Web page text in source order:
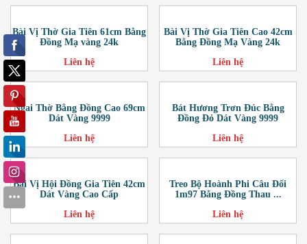
Bài Vị Thờ Gia Tiên 61cm Bằng
Đồng Mạ vàng 24k
Liên hệ
Bài Vị Thờ Gia Tiên Cao 42cm
Bằng Đồng Mạ Vàng 24k
Liên hệ
Ngai Thờ Bằng Đồng Cao 69cm
Dát Vàng 9999
Liên hệ
Bát Hương Trơn Đúc Bằng
Đồng Đỏ Dát Vàng 9999
Liên hệ
Bài Vị Hội Đồng Gia Tiên 42cm
Dát Vàng Cao Cấp
Liên hệ
Treo Bộ Hoành Phi Câu Đối
1m97 Bằng Đồng Thau ...
Liên hệ